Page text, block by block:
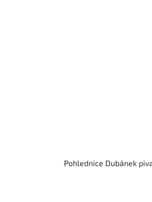
Pohlednice Dubánek